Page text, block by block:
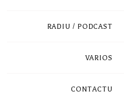
RADIU / PODCAST
VARIOS
CONTACTU